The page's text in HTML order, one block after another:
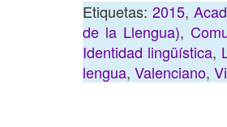
Etiquetas: 2015,
de la Llengua),
Identidad lingüística,
lengua, Valenciano,